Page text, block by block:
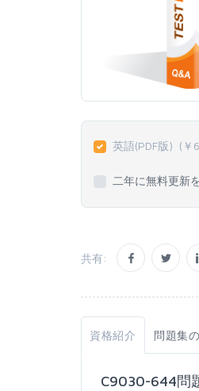
英語(PDF版) (￥
二年に無料更新
共有:
資格紹介 問題集
C9030-644問